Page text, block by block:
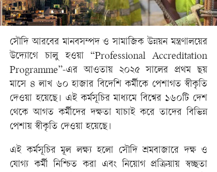
সৌদি আরবের মানবসম্পদ ও সামাজিক উন্নয়ন মন্ত্রণালয়ের
উদ্যোগে চালু হওয়া “Professional Accreditation
Programme”-এর আওতায় ২০২৫ সালের প্রথম ছয়
মাসে ৪ লাখ ৬০ হাজার বিদেশি কর্মীকে পেশাগত স্বীকৃতি
দেওয়া হয়েছে। এই কর্মসূচির মাধ্যমে বিশ্বের ১৬০টি দেশ
থেকে আগত কর্মীদের দক্ষতা যাচাই করে তাদের বিভিন্ন
পেশায় স্বীকৃতি দেওয়া হয়েছে।
এই কর্মসূচির মূল লক্ষ্য হলো সৌদি শ্রমবাজারে দক্ষ ও
যোগ্য কর্মী নিশ্চিত করা এবং নিয়োগ প্রক্রিয়ায় স্বচ্ছতা